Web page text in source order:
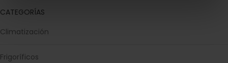
CATEGORÍAS
Climatización
Frigoríficos